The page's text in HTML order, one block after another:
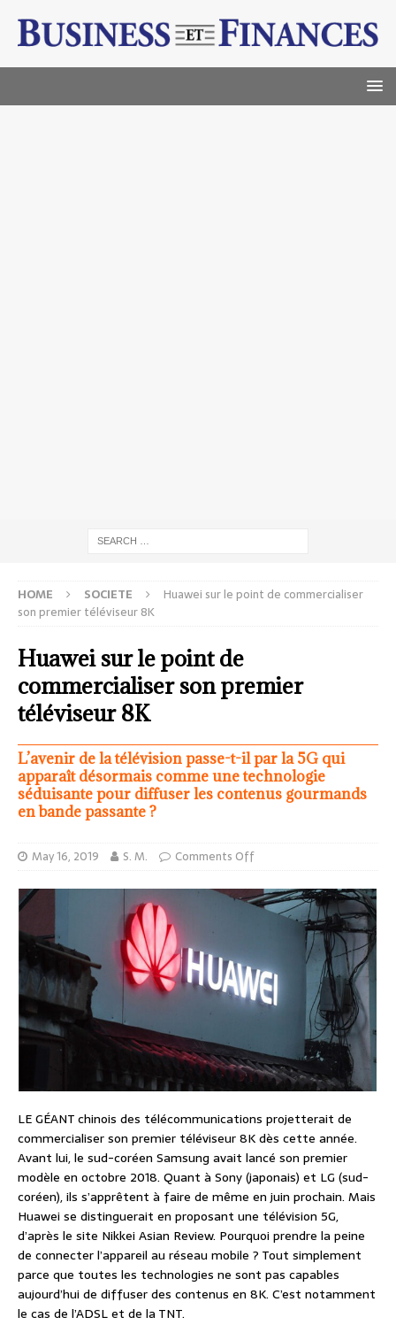
HOME SOCIETE
Huawei sur le point de commercialiser
son premier téléviseur 8K
Huawei sur le point de
commercialiser son premier
téléviseur 8K
L’avenir de la télévision passe-t-il par la 5G qui
apparaît désormais comme une technologie
séduisante pour diffuser les contenus gourmands
en bande passante ?
May 16, 2019 S. M. Comments Off
LE GÉANT chinois des télécommunications projetterait de
commercialiser son premier téléviseur 8K dès cette année.
Avant lui, le sud-coréen Samsung avait lancé son premier
modèle en octobre 2018. Quant à Sony (japonais) et LG (sud-
coréen), ils s’apprêtent à faire de même en juin prochain. Mais
Huawei se distinguerait en proposant une télévision 5G,
d’après le site Nikkei Asian Review. Pourquoi prendre la peine
de connecter l’appareil au réseau mobile ? Tout simplement
parce que toutes les technologies ne sont pas capables
aujourd’hui de diffuser des contenus en 8K. C’est notamment
le cas de l’ADSL et de la TNT.